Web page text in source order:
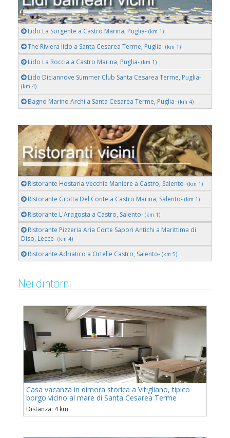
Lido La Sorgente a Castro Marina, Puglia- (km 1)
The Riviera lido a Santa Cesarea Terme, Puglia- (km 1)
Lido La Roccia a Castro Marina, Puglia- (km 1)
Lido Diciannove Summer Club Santa Cesarea Terme, Puglia-
(km 4)
Bagno Marino Archi a Santa Cesarea Terme, Puglia- (km 4)
Ristorante Hostaria Vecchie Maniere a Castro, Salento- (km 1)
Ristorante Grotta Del Conte a Castro Marina, Salento- (km 1)
Ristorante L'Aragosta a Castro, Salento- (km 1)
Ristorante Pizzeria Aria Corte Sapori Antichi a Marittima di
Diso, Lecce- (km 4)
Ristorante Adriatico a Ortelle Castro, Salento- (km 5)
Nei dintorni
Casa vacanza in dimora storica a Vitigliano, tipico
borgo vicino al mare di Santa Cesarea Terme
Distanza: 4 km